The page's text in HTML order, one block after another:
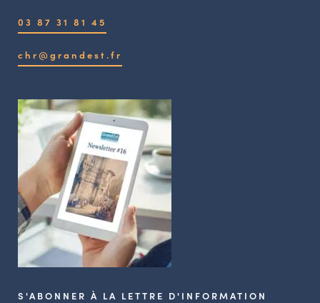
03 87 31 81 45
chr@grandest.fr
S'ABONNER À LA LETTRE D'INFORMATION